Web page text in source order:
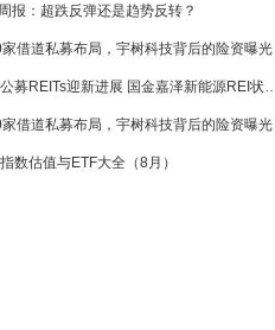
报：超跌反弹还是趋势反转？
借道私募布局，宇树科技背后的险资曝光
多只公募REITs迎新进展 国金嘉泽新
借道私募布局，宇树科技背后的险资曝光
数估值与ETF大全（8月）